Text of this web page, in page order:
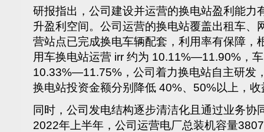
研报指出，公司建设并运营的换电站盈利能力
升盈利空间。公司运营的换电站覆盖出租车、
营站点已完成换电车辆配套，利用率有保障，
用车换电站运营 irr 约为 10.11%—11.90%，
10.33%—11.75%，公司着力换电站自主研发
换电站投资金额分别降低 40%、50%以上，
同时，公司发电结构逐步清洁化且通过业务协
2022年上半年，公司运营电厂总装机容量